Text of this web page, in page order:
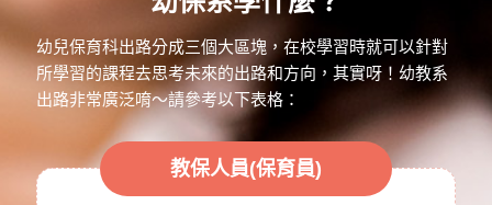
幼兒保育科出路分成三個大區塊，在校學習時就可以針對
所學習的課程去思考未來的出路和方向，其實呀！幼教系
出路非常廣泛唷～請參考以下表格：
教保人員(保育員)